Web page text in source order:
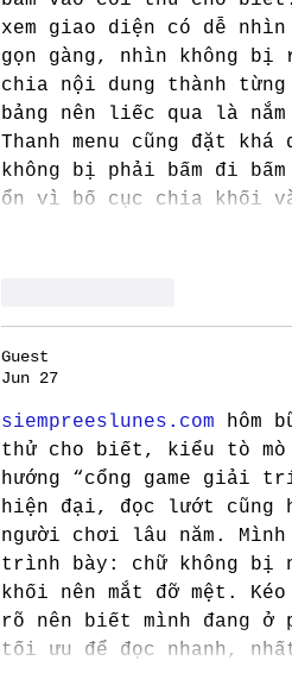
xem giao diện có dễ
gọn gàng, nhìn không
chia nội dung thành
bảng nên liếc qua là
Thanh menu cũng đặt
không bị phải bấm đi
ổn vì bố cục chia khối
Guest
Jun 27
siempreeslunes.com hôm
thử cho biết, kiểu tò
hướng “cổng game giải
hiện đại, đọc lướt cũng
người chơi lâu năm.
trình bày: chữ không bị
khối nên mắt đỡ mệt.
rõ nên biết mình đang ở
tối ưu để đọc nhanh,